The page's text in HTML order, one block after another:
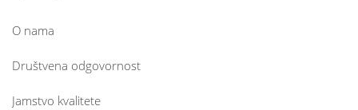
O nama
Društvena odgovornost
Jamstvo kvalitete